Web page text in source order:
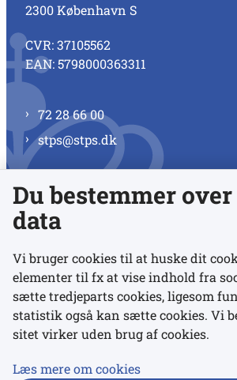
2300 København S
CVR: 37105562
EAN: 5798000363311
72 28 66 00
stps@stps.dk
Se alle kontaktnumre
Links
Udgivelser
Du bestemmer
data
Vi bruger cookies til at huske dit
elementer til fx at vise indhold fra
sætte tredjeparts cookies, ligesom
statistik også kan sætte cookies. Vi
sitet virker uden brug af cookies.
Læs mere om cookies